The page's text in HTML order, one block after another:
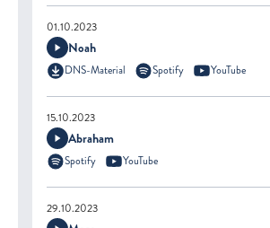
01.10.2023
Noah
DNS-Material Spotify YouTube
15.10.2023
Abraham
Spotify YouTube
29.10.2023